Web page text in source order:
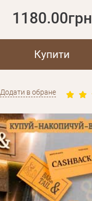
1180.00грн
Купити
Додати в обране